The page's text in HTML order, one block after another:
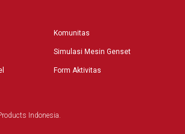
Komunitas
Simulasi Mesin Genset
Form Aktivitas
Indonesia.